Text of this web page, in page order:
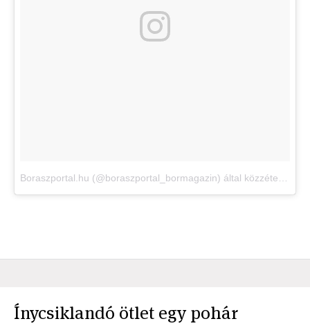
Ínycsiklandó ötlet egy pohár